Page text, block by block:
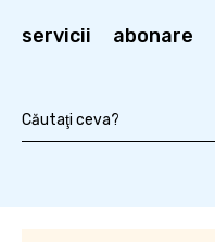
servicii abonare